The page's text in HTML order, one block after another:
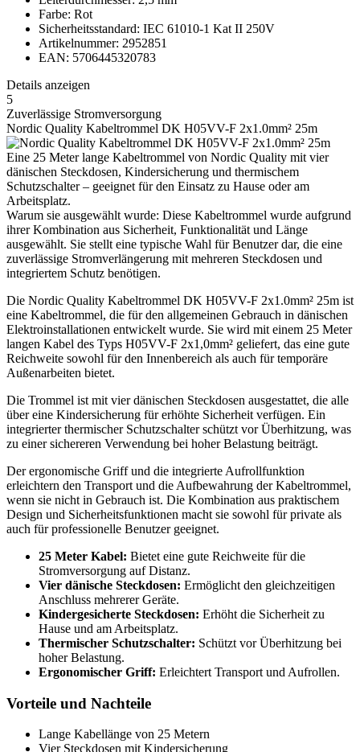
Farbe: Rot
Sicherheitsstandard: IEC 61010-1 Kat II 250V
Artikelnummer: 2952851
EAN: 5706445320783
Details anzeigen
5
Zuverlässige Stromversorgung
Nordic Quality Kabeltrommel DK H05VV-F 2x1.0mm² 25m
Eine 25 Meter lange Kabeltrommel von Nordic Quality mit vier
dänischen Steckdosen, Kindersicherung und thermischem
Schutzschalter – geeignet für den Einsatz zu Hause oder am
Arbeitsplatz.
Warum sie ausgewählt wurde: Diese Kabeltrommel wurde aufgrund
ihrer Kombination aus Sicherheit, Funktionalität und Länge
ausgewählt. Sie stellt eine typische Wahl für Benutzer dar, die eine
zuverlässige Stromverlängerung mit mehreren Steckdosen und
integriertem Schutz benötigen.
Die Nordic Quality Kabeltrommel DK H05VV-F 2x1.0mm² 25m ist
eine Kabeltrommel, die für den allgemeinen Gebrauch in dänischen
Elektroinstallationen entwickelt wurde. Sie wird mit einem 25 Meter
langen Kabel des Typs H05VV-F 2x1,0mm² geliefert, das eine gute
Reichweite sowohl für den Innenbereich als auch für temporäre
Außenarbeiten bietet.
Die Trommel ist mit vier dänischen Steckdosen ausgestattet, die alle
über eine Kindersicherung für erhöhte Sicherheit verfügen. Ein
integrierter thermischer Schutzschalter schützt vor Überhitzung, was
zu einer sichereren Verwendung bei hoher Belastung beiträgt.
Der ergonomische Griff und die integrierte Aufrollfunktion
erleichtern den Transport und die Aufbewahrung der Kabeltrommel,
wenn sie nicht in Gebrauch ist. Die Kombination aus praktischem
Design und Sicherheitsfunktionen macht sie sowohl für private als
auch für professionelle Benutzer geeignet.
25 Meter Kabel: Bietet eine gute Reichweite für die
Stromversorgung auf Distanz.
Vier dänische Steckdosen: Ermöglicht den gleichzeitigen
Anschluss mehrerer Geräte.
Kindergesicherte Steckdosen: Erhöht die Sicherheit zu
Hause und am Arbeitsplatz.
Thermischer Schutzschalter: Schützt vor Überhitzung bei
hoher Belastung.
Ergonomischer Griff: Erleichtert Transport und Aufrollen.
Vorteile und Nachteile
Lange Kabellänge von 25 Metern
Vier Steckdosen mit Kindersicherung